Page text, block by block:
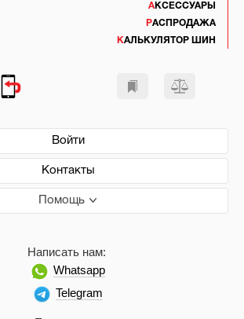
АКСЕССУАРЫ
РАСПРОДАЖА
КАЛЬКУЛЯТОР ШИН
Войти
Контакты
Помощь
Написать нам:
Whatsapp
Telegram